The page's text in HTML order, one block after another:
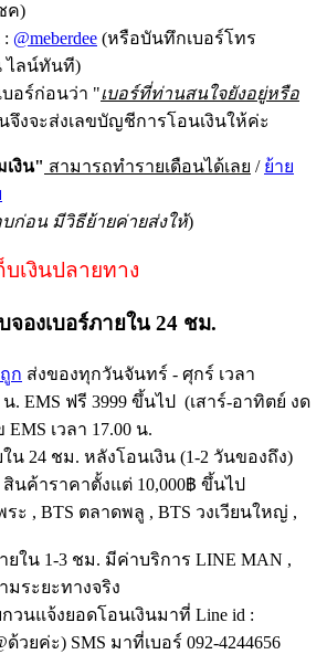
ค)
@meberdee (หรือบันทึกเบอร์โทร
ไลน์ทันที)
บอร์ก่อนว่า "เบอร์ที่ท่านสนใจยังอยู่หรือ
งจะส่งเลขบัญชีการโอนเงินให้ค่ะ
เงิน" สามารถทำรายเดือนได้เลย / ย้าย
บก่อน มีวิธีย้ายค่ายส่งให้)
เงินปลายทาง
จองเบอร์ภายใน 24 ชม.
ก ส่งของทุกวันจันทร์ - ศุกร์ เวลา
. EMS ฟรี 3999 ขึ้นไป (เสาร์-อาทิตย์ งด
เวลา 17.00 น.
น 24 ชม. หลังโอนเงิน (1-2 วันของถึง)
นค้าราคาตั้งแต่ 10,000฿ ขึ้นไป
ะ , BTS ตลาดพลู , BTS วงเวียนใหญ่ ,
ใน 1-3 ชม. มีค่าบริการ LINE MAN ,
มระยะทางจริง
วนแจ้งยอดโอนเงินมาที่ Line id :
ด้วยค่ะ) SMS มาที่เบอร์ 092-4244656